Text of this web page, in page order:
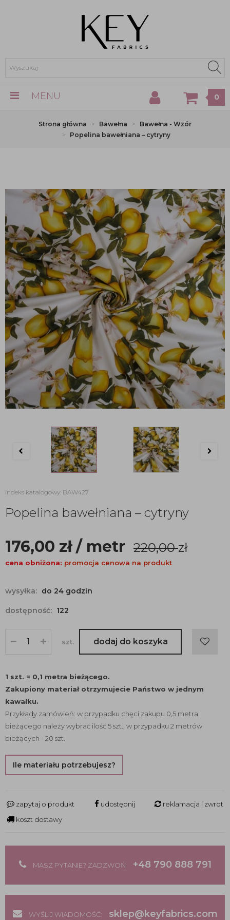
MENU 0
Strona główna Bawełna
Bawełna - Wzór
Popelina bawełniana – cytryny
indeks katalogowy: BAW427
Popelina bawełniana – cytryny
176,00 zł/ metr 220,00zł
cena obniżona: promocja cenowa na produkt
wysyłka: do 24 godzin
dostępność: 122
szt. dodaj do koszyka
1 szt. = 0,1 metra bieżącego.
Zakupiony materiał otrzymujecie Państwo w jednym
kawałku.
Przykłady zamówień: w przypadku chęci zakupu 0,5 metra
bieżącego należy wybrać ilość 5 szt., w przypadku 2 metrów
bieżących - 20 szt.
Ile materiału potrzebujesz?
zapytaj o produkt udostępnij
reklamacja i zwrot
koszt dostawy
MASZ PYTANIE? ZADZWOŃ +48 790 888 791
WYŚLIJ WIADOMOŚĆ: sklep@keyfabrics.com